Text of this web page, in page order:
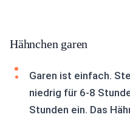
Hähnchen garen
Garen ist einfach.
niedrig für 6-8
Stunden ein. Das